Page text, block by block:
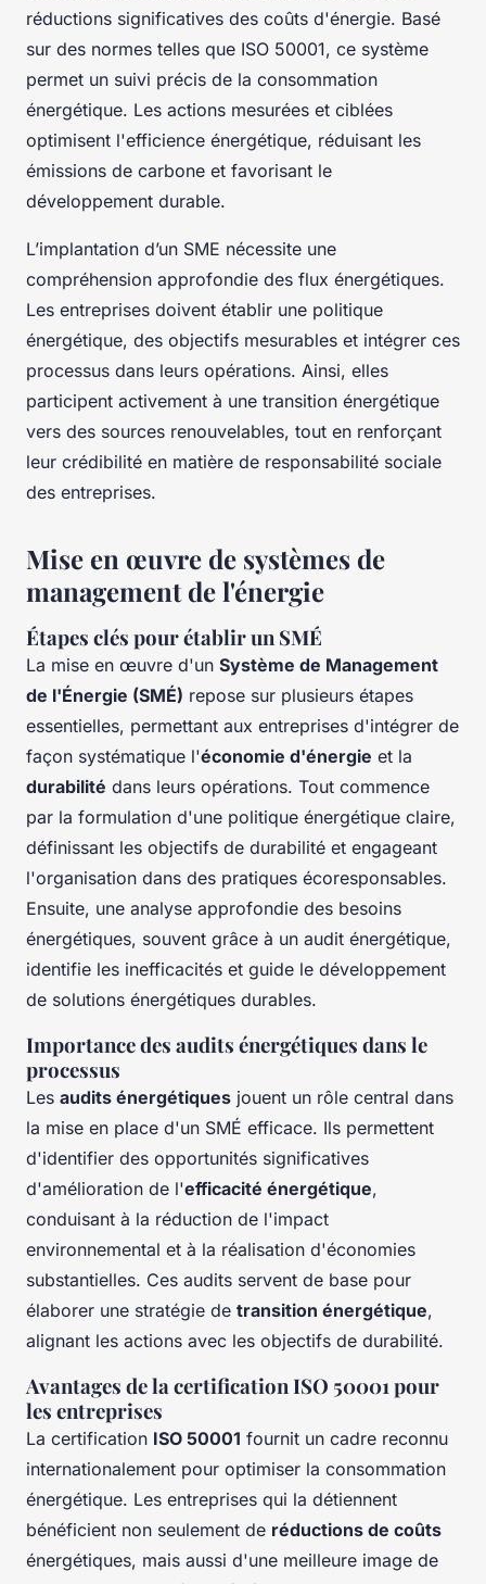
réductions significatives des coûts d'énergie. Basé
sur des normes telles que ISO 50001, ce système
permet un suivi précis de la consommation
énergétique. Les actions mesurées et ciblées
optimisent l'efficience énergétique, réduisant les
émissions de carbone et favorisant le
développement durable.
L’implantation d’un SME nécessite une
compréhension approfondie des flux énergétiques.
Les entreprises doivent établir une politique
énergétique, des objectifs mesurables et intégrer ces
processus dans leurs opérations. Ainsi, elles
participent activement à une transition énergétique
vers des sources renouvelables, tout en renforçant
leur crédibilité en matière de responsabilité sociale
des entreprises.
Mise en œuvre de systèmes de
management de l'énergie
Étapes clés pour établir un SMÉ
La mise en œuvre d'un Système de Management
de l'Énergie (SMÉ) repose sur plusieurs étapes
essentielles, permettant aux entreprises d'intégrer de
façon systématique l'économie d'énergie et la
durabilité dans leurs opérations. Tout commence
par la formulation d'une politique énergétique claire,
définissant les objectifs de durabilité et engageant
l'organisation dans des pratiques écoresponsables.
Ensuite, une analyse approfondie des besoins
énergétiques, souvent grâce à un audit énergétique,
identifie les inefficacités et guide le développement
de solutions énergétiques durables.
Importance des audits énergétiques dans le
processus
Les audits énergétiques jouent un rôle central dans
la mise en place d'un SMÉ efficace. Ils permettent
d'identifier des opportunités significatives
d'amélioration de l'efficacité énergétique,
conduisant à la réduction de l'impact
environnemental et à la réalisation d'économies
substantielles. Ces audits servent de base pour
élaborer une stratégie de transition énergétique,
alignant les actions avec les objectifs de durabilité.
Avantages de la certification ISO 50001 pour
les entreprises
La certification ISO 50001 fournit un cadre reconnu
internationalement pour optimiser la consommation
énergétique. Les entreprises qui la détiennent
bénéficient non seulement de réductions de coûts
énergétiques, mais aussi d'une meilleure image de